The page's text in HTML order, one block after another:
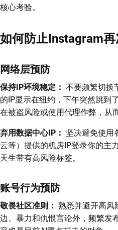
核心考验。
如何防止Instagram再
网络层预防
保持IP环境稳定： 不要频繁切换
的IP显示在纽约，下午突然跳到
在被盗风险或使用代理作弊，从
弃用数据中心IP： 坚决避免使用
云等）提供的机房IP登录你的主
天生带有高风险标签。
账号行为预防
敬畏社区准则： 熟悉并避开高风
边、暴力和仇恨言论外，频繁发